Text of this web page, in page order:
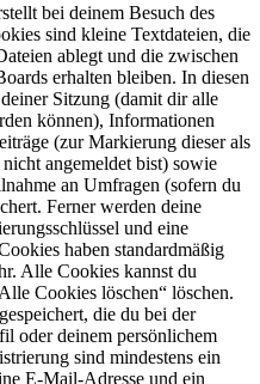
bei deinem Besuch des
sind kleine Textdateien, die
ablegt und die zwischen
erhalten bleiben. In diesen
Sitzung (damit dir alle
können), Informationen
(zur Markierung dieser als
angemeldet bist) sowie
an Umfragen (sofern du
Ferner werden deine
und eine
haben standardmäßig
Alle Cookies kannst du
Cookies löschen“ löschen.
die du bei der
oder deinem persönlichem
sind mindestens ein
E-Mail-Adresse und ein